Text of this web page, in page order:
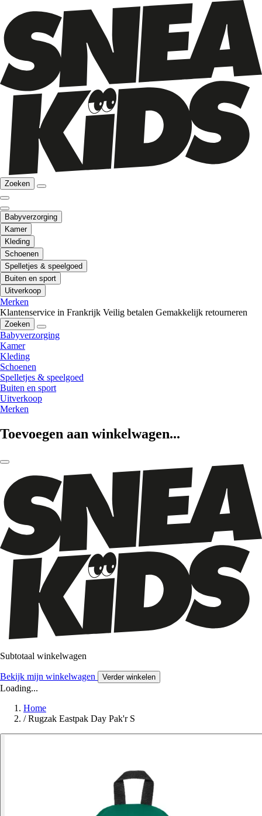
Zoeken
Babyverzorging
Kamer
Kleding
Schoenen
Spelletjes & speelgoed
Buiten en sport
Uitverkoop
Merken
Klantenservice in Frankrijk Veilig betalen Gemakkelijk retourneren
Zoeken
Babyverzorging
Kamer
Kleding
Schoenen
Spelletjes & speelgoed
Buiten en sport
Uitverkoop
Merken
Toevoegen aan winkelwagen...
Subtotaal winkelwagen
Bekijk mijn winkelwagen Verder winkelen
Loading...
Home
/ Rugzak Eastpak Day Pak'r S